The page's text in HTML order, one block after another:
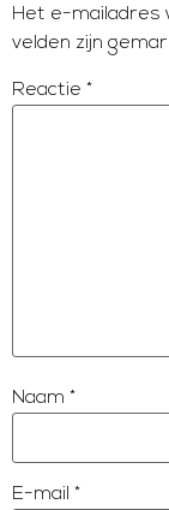
Het e-mailadres
velden zijn
Reactie *
Naam *
E-mail *